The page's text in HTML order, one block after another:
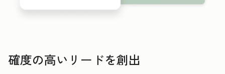
確度の高いリードを創出